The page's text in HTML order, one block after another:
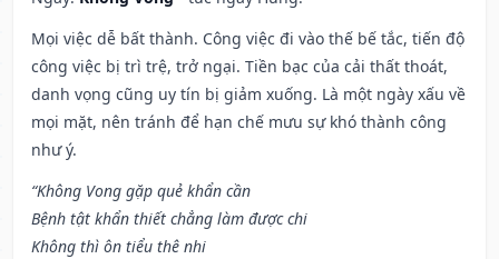
Mọi việc dễ bất thành. Công việc đi vào thế bế tắc, tiến độ
công việc bị trì trệ, trở ngại. Tiền bạc của cải thất thoát,
danh vọng cũng uy tín bị giảm xuống. Là một ngày xấu về
mọi mặt, nên tránh để hạn chế mưu sự khó thành công
như ý.
“Không Vong gặp quẻ khẩn cần
Bệnh tật khẩn thiết chẳng làm được chi
Không thì ôn tiểu thê nhi